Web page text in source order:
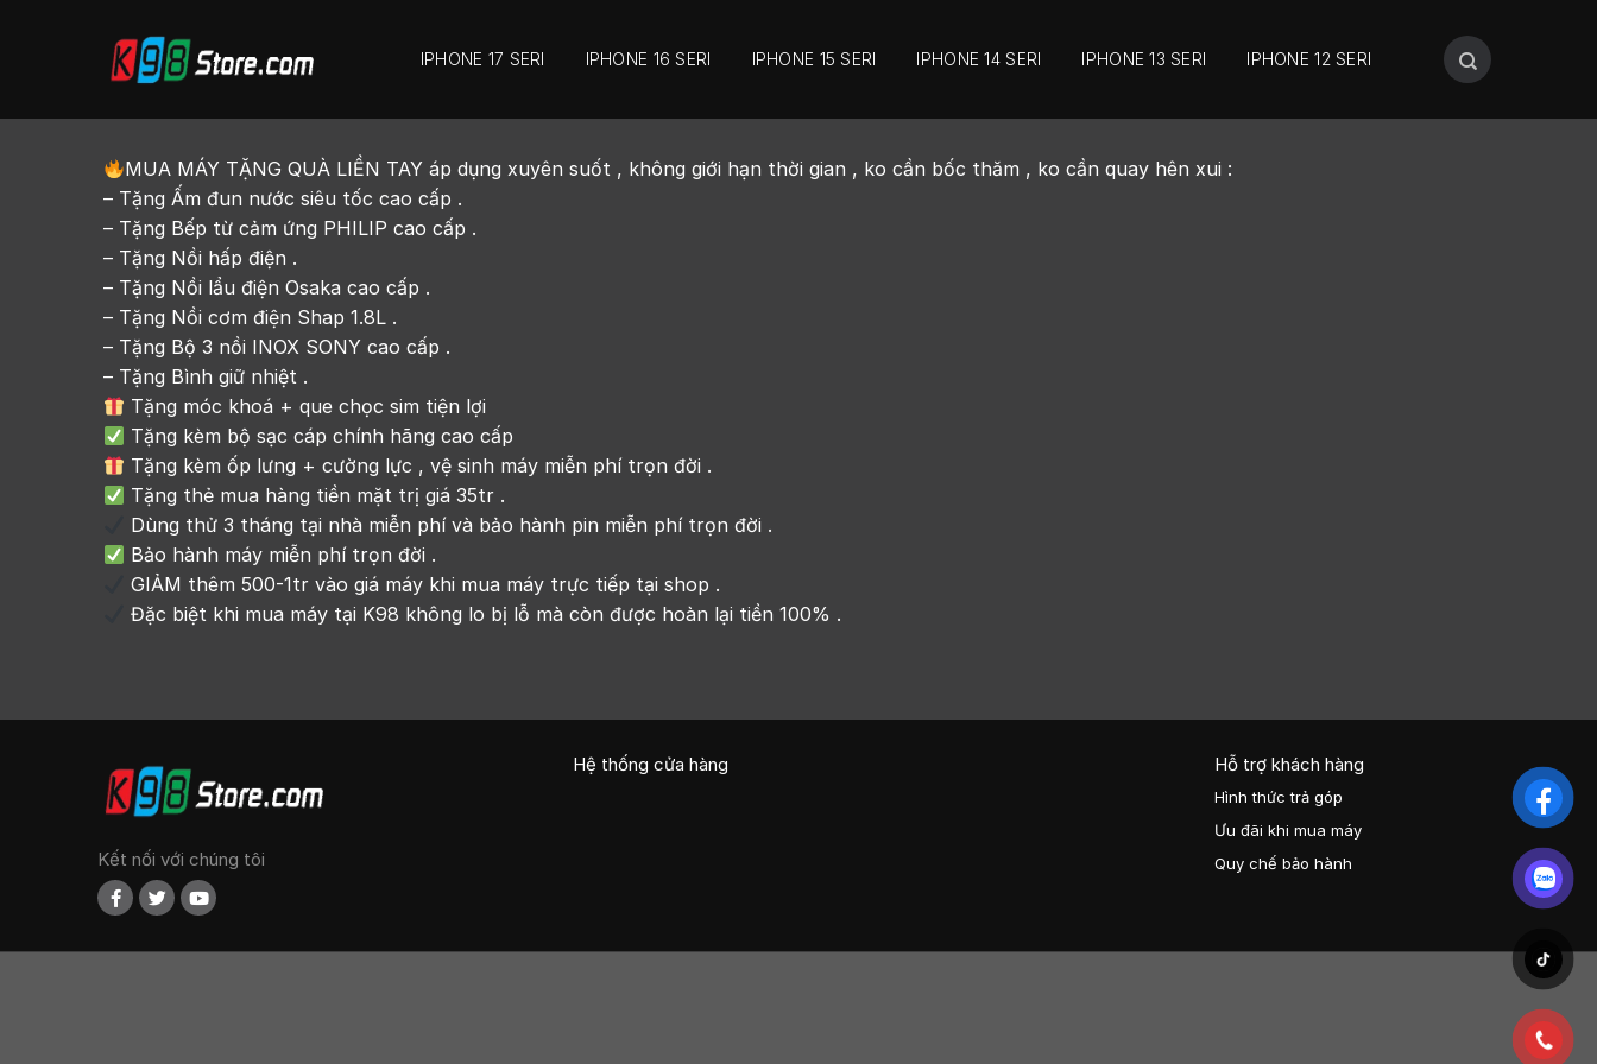
IPHONE 17 SERI IPHONE 16 SERI IPHONE 15 SERI IPHONE 14 SERI IPHONE 13 SERI IPHONE 12 SERI
MUA MÁY TẶNG QUÀ LIỀN TAY áp dụng xuyên suốt , không giới hạn thời gian , ko cần bốc thăm , ko cần quay hên xui :
– Tặng Ấm đun nước siêu tốc cao cấp .
– Tặng Bếp từ cảm ứng PHILIP cao cấp .
– Tặng Nồi hấp điện .
– Tặng Nồi lẩu điện Osaka cao cấp .
– Tặng Nồi cơm điện Shap 1.8L .
– Tặng Bộ 3 nồi INOX SONY cao cấp .
– Tặng Bình giữ nhiệt .
Tặng móc khoá + que chọc sim tiện lợi
Tặng kèm bộ sạc cáp chính hãng cao cấp
Tặng kèm ốp lưng + cường lực , vệ sinh máy miễn phí trọn đời .
Tặng thẻ mua hàng tiền mặt trị giá 35tr .
Dùng thử 3 tháng tại nhà miễn phí và bảo hành pin miễn phí trọn đời .
Bảo hành máy miễn phí trọn đời .
GIẢM thêm 500-1tr vào giá máy khi mua máy trực tiếp tại shop .
Đặc biệt khi mua máy tại K98 không lo bị lỗ mà còn được hoàn lại tiền 100% .
Kết nối với chúng tôi
Hệ thống cửa hàng Hỗ trợ khách hàng
Hình thức trả góp
Ưu đãi khi mua máy
Quy chế bảo hành